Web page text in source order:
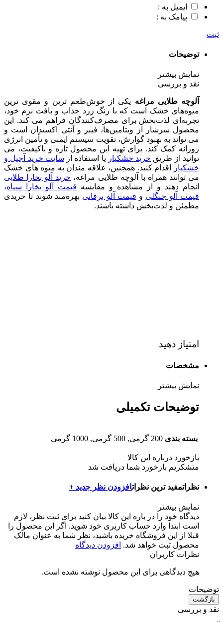
ایمیل به :
پیامک به :
ثبت
توضیحات
نمایش بیشتر
نقد و بررسی
آلوچه طلایی مراغه یکی از خوش‌طعم‌ ترین و مقوی‌ ترین
میوه‌های خشک است که با رنگ زرد جذاب و بافت نرم خود،
تجربه‌ای لذت‌بخش برای مصرف‌کنندگان فراهم می‌ کند. این
محصول سرشار از ویتامین‌ها، فیبر و آنتی‌ اکسیدان است و
می‌ تواند به بهبود گوارش، تقویت سیستم ایمنی و تأمین انرژی
روزانه کمک کند. برای تهیه این محصول تازه و باکیفیت، می‌
توانید از طریق خرید خشکبار یا استفاده از سایت خرید آجیل و
خشکبار
اقدام کنید. همچنین، علاقه‌ مندان به میوه‌ های خشک
می‌ توانند همراه با آلوچه طلایی مراغه، خرید آلو بخارا طلایی
انجام دهند و از مشاهده و مقایسه قیمت آلو بخارا سیاه،
قیمت آلو جنگلی و قیمت آلو برقانی بهره‌مند شوند تا خریدی
مطمئن و لذت‌بخش داشته باشند.
امتیاز دهید
مشخصات
نمایش بیشتر
توضیحات تکمیلی
بسته بندی 200 گرمی, 500 گرمی, 1000 گرمی
بازخورد درباره این کالا
متشکریم بازخورد شما دریافت شد
نظراتمفید ترین نظراتافزودن نظر جدید +
نمایش بیشتر
دیدگاه خود را در باره این کالا بیان کنید برای ثبت نظر، لازم
است ابتدا وارد حساب کاربری خود شوید. اگر این محصول را
قبلا از این فروشگاه خریده باشید، نظر شما به عنوان مالک
محصول ثبت خواهد شد. افزودن دیدگاه
نظرات کاربران
هیچ دیدگاهی برای این محصول نوشته نشده است.
توضیحات
بازگشت
نقد و بررسی